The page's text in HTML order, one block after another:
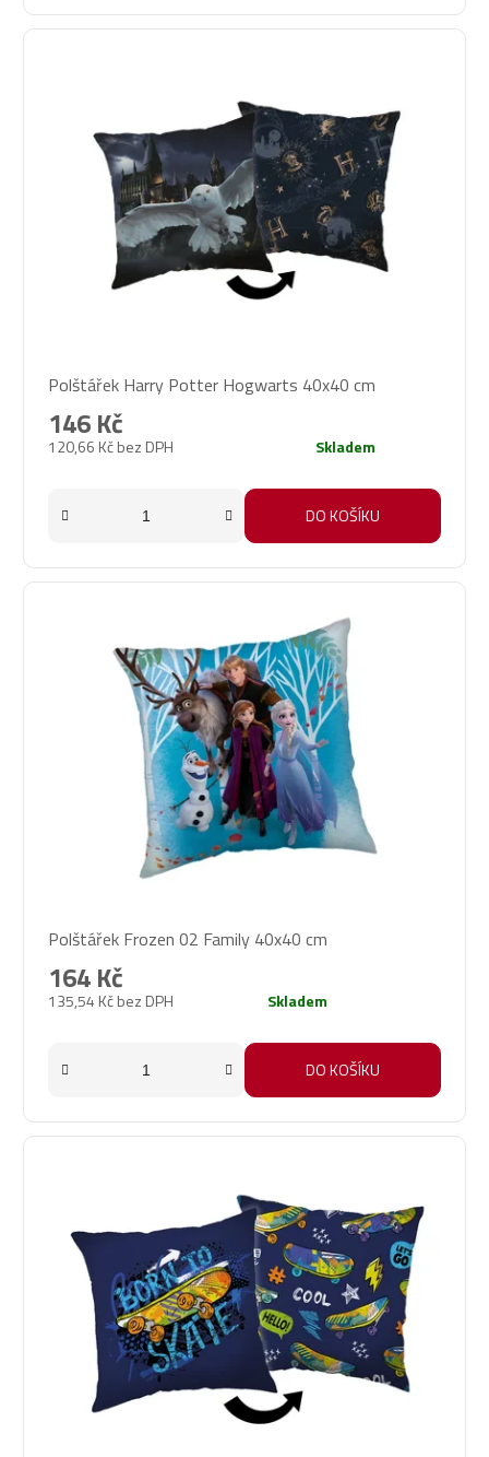
Polštářek Harry Potter Hogwarts 40x40 cm
120,66 Kč bez DPH
146 Kč
Skladem
DO KOŠÍKU
Polštářek Frozen 02 Family 40x40 cm
135,54 Kč bez DPH
164 Kč
Skladem
DO KOŠÍKU